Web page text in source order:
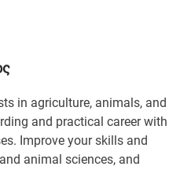
in agriculture, animals, and
and practical career with
Improve your skills and
animal sciences, and